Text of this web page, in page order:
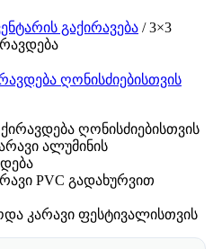
გაქირავება / 3×3